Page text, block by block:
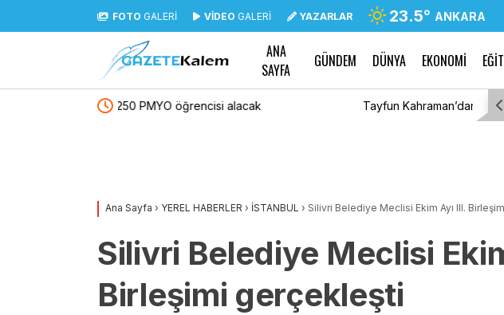
FOTO GALERİ VİDEO GALERİ YAZARLAR 23.5° ANKARA
ANA
SAYFA
GÜNDEM DÜNYA EKONOMİ
Tayfun Kahraman’dan kızı Vera’ya doğum günü mesajı
Ana Sayfa › YEREL HABERLER › İSTANBUL › Silivri Belediye Meclisi Ekim Ayı III.
Silivri Belediye Meclisi
Birleşimi gerçekleşti